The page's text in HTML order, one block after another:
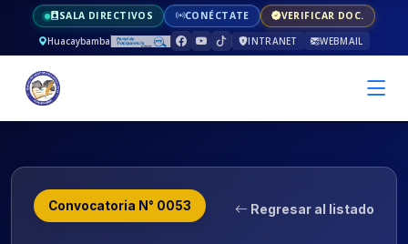
SALA DIRECTIVOS CONÉCTATE
VERIFICAR DOC.
Huacaybamba
INTRANET WEBMAIL
Convocatoria N° 0053 Regresar al listado